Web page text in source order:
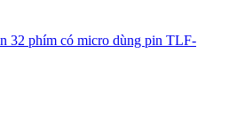
32 phím có micro dùng pin TLF-